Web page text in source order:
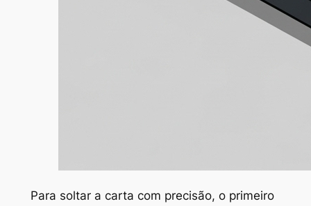
Para soltar a carta com precisão, o primeiro